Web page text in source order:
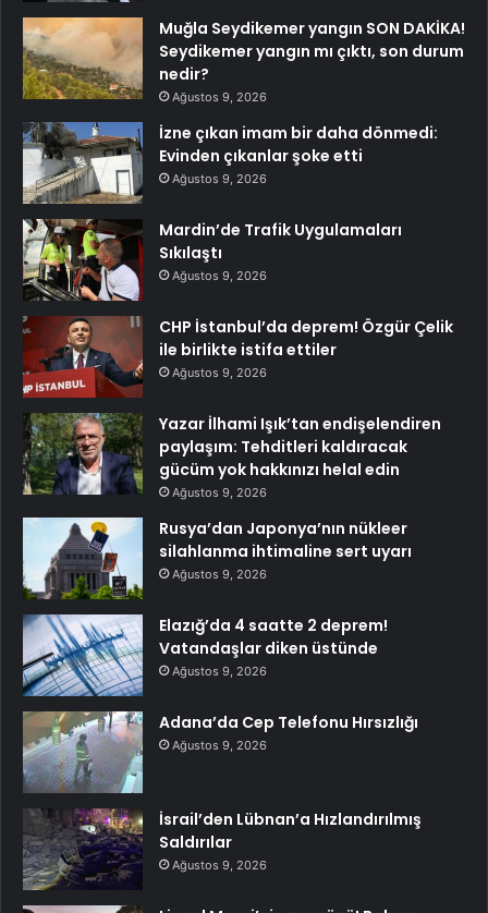
Muğla Seydikemer yangın SON DAKİKA!
Seydikemer yangın mı çıktı, son durum
nedir?
Ağustos 9, 2026
İzne çıkan imam bir daha dönmedi:
Evinden çıkanlar şoke etti
Ağustos 9, 2026
Mardin’de Trafik Uygulamaları
Sıkılaştı
Ağustos 9, 2026
CHP İstanbul’da deprem! Özgür Çelik
ile birlikte istifa ettiler
Ağustos 9, 2026
Yazar İlhami Işık’tan endişelendiren
paylaşım: Tehditleri kaldıracak
gücüm yok hakkınızı helal edin
Ağustos 9, 2026
Rusya’dan Japonya’nın nükleer
silahlanma ihtimaline sert uyarı
Ağustos 9, 2026
Elazığ’da 4 saatte 2 deprem!
Vatandaşlar diken üstünde
Ağustos 9, 2026
Adana’da Cep Telefonu Hırsızlığı
Ağustos 9, 2026
İsrail’den Lübnan’a Hızlandırılmış
Saldırılar
Ağustos 9, 2026